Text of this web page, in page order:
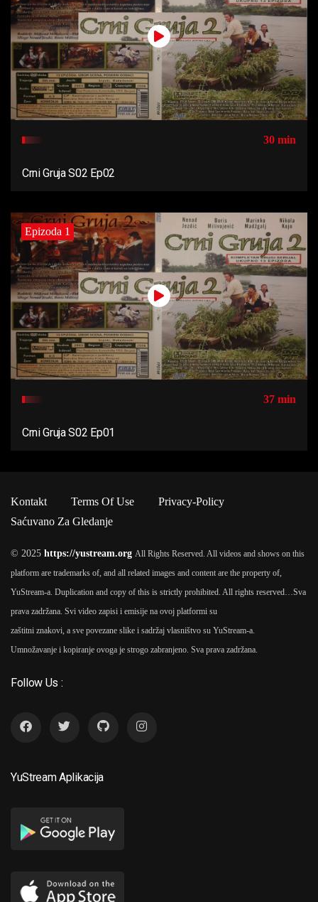
30 min
Crni Gruja S02 Ep02
Epizoda 1
37 min
Crni Gruja S02 Ep01
Kontakt Terms Of Use
Privacy-Policy
Saćuvano Za Gledanje
© 2025 https://yustream.org All Rights Reserved. All videos and shows on this
platform are trademarks of, and all related images and content are the property of,
YuStream-a. Duplication and copy of this is strictly prohibited. All rights reserved… Sva
prava zadržana. Svi video zapisi i emisije na ovoj platformi su
zaštitni znakovi, a sve povezane slike i sadržaj vlasništvo su YuStream-a.
Umnožavanje i kopiranje ovoga je strogo zabranjeno. Sva prava zadržana.
Follow Us :
YuStream Aplikacija